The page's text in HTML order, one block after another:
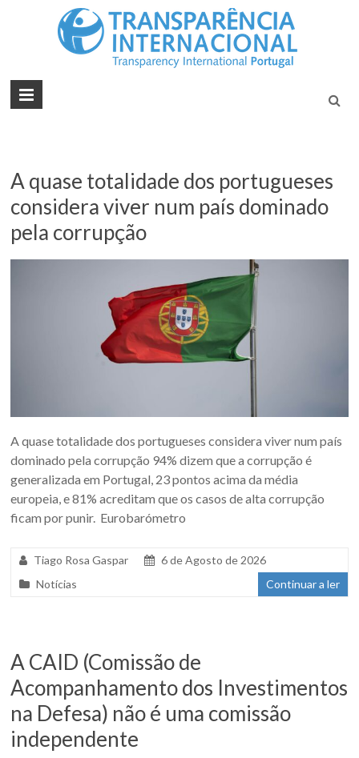
A quase totalidade dos portugueses
considera viver num país dominado
pela corrupção
A quase totalidade dos portugueses considera viver num país
dominado pela corrupção 94% dizem que a corrupção é
generalizada em Portugal, 23 pontos acima da média
europeia, e 81% acreditam que os casos de alta corrupção
ficam por punir. Eurobarómetro
Tiago Rosa Gaspar
6 de Agosto de 2026
Notícias
Continuar a ler
A CAID (Comissão de
Acompanhamento dos Investimentos
na Defesa) não é uma comissão
independente